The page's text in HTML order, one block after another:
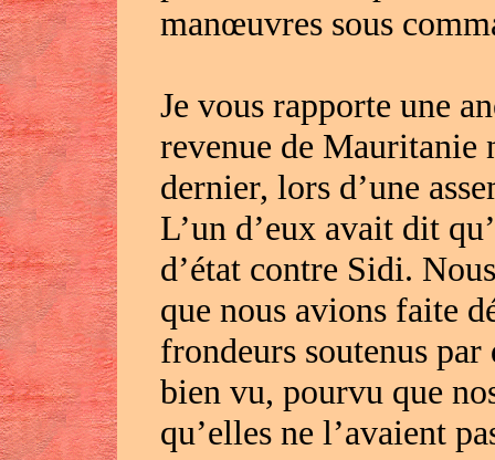
manœuvres sous
Je vous rapporte une
revenue de Mauritanie
dernier, lors d’une
L’un d’eux avait dit
d’état contre Sidi.
que nous avions faite
frondeurs soutenus
bien vu, pourvu que
qu’elles ne l’avaient